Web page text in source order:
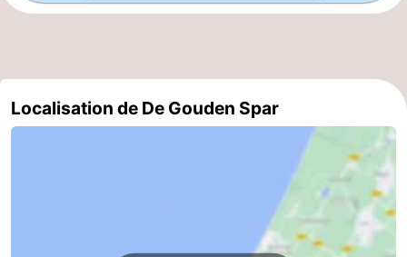
Localisation de De Gouden Spar